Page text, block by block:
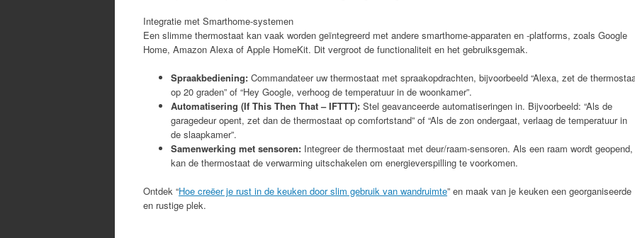
Integratie met Smarthome-systemen
Een slimme thermostaat kan vaak worden geïntegreerd met andere smarthome-apparaten en -platforms, zoals Google
Home, Amazon Alexa of Apple HomeKit. Dit vergroot de functionaliteit en het gebruiksgemak.
Spraakbediening: Commandateer uw thermostaat met spraakopdrachten, bijvoorbeeld “Alexa, zet de
op 20 graden” of “Hey Google, verhoog de temperatuur in de woonkamer”.
Automatisering (If This Then That – IFTTT): Stel geavanceerde automatiseringen in. Bijvoorbeeld: “Als de
garagedeur opent, zet dan de thermostaat op comfortstand” of “Als de zon ondergaat, verlaag de temperatuur in
de slaapkamer”.
Samenwerking met sensoren: Integreer de thermostaat met deur/raam-sensoren. Als een raam wordt geopend,
kan de thermostaat de verwarming uitschakelen om energieverspilling te voorkomen.
Ontdek “Hoe creëer je rust in de keuken door slim gebruik van wandruimte” en maak van je keuken een georganiseerde
en rustige plek.